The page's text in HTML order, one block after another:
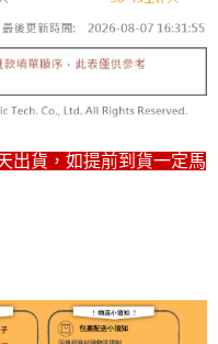
出貨，如提前到貨一定馬